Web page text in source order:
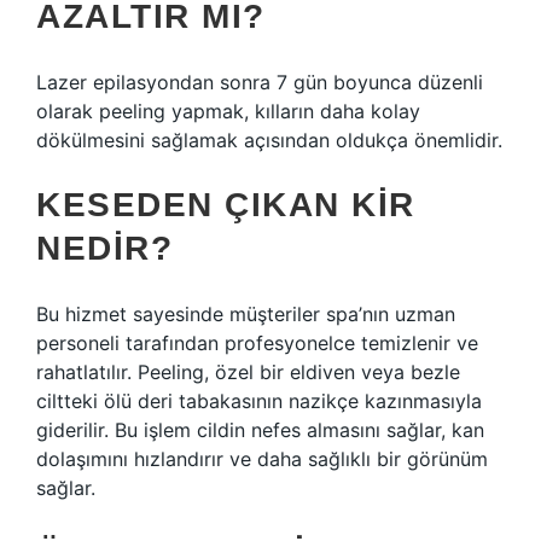
AZALTIR MI?
Lazer epilasyondan sonra 7 gün boyunca düzenli
olarak peeling yapmak, kılların daha kolay
dökülmesini sağlamak açısından oldukça önemlidir.
KESEDEN ÇIKAN KIR
NEDIR?
Bu hizmet sayesinde müşteriler spa’nın uzman
personeli tarafından profesyonelce temizlenir ve
rahatlatılır. Peeling, özel bir eldiven veya bezle
ciltteki ölü deri tabakasının nazikçe kazınmasıyla
giderilir. Bu işlem cildin nefes almasını sağlar, kan
dolaşımını hızlandırır ve daha sağlıklı bir görünüm
sağlar.